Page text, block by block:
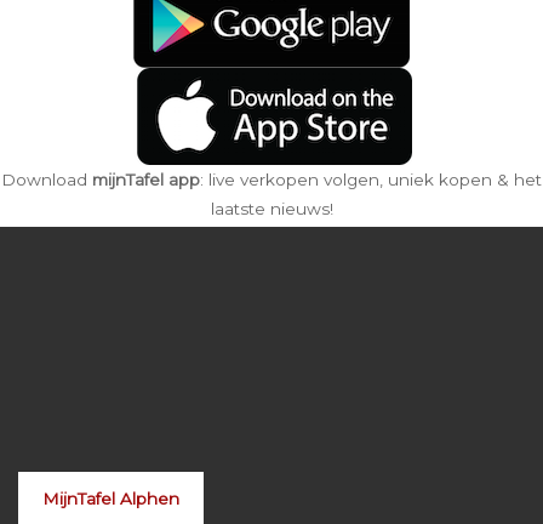
Download mijnTafel app: live verkopen volgen, uniek kopen & het
laatste nieuws!
MijnTafel Alphen